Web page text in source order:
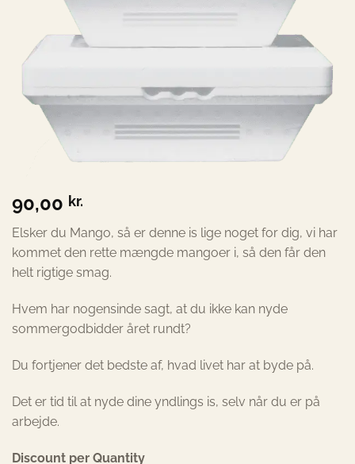
90,00 kr.
Elsker du Mango, så er denne is lige noget for dig, vi har
kommet den rette mængde mangoer i, så den får den
helt rigtige smag.
Hvem har nogensinde sagt, at du ikke kan nyde
sommergodbidder året rundt?
Du fortjener det bedste af, hvad livet har at byde på.
Det er tid til at nyde dine yndlings is, selv når du er på
arbejde.
Discount per Quantity